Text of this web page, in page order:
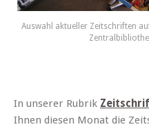
Auswahl aktueller Zeitschriften
In unserer Rubrik
Ihnen diesen Monat die